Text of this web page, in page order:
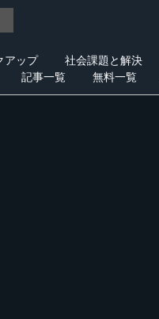
アップ 社会課題と解決
記事一覧
無料一覧